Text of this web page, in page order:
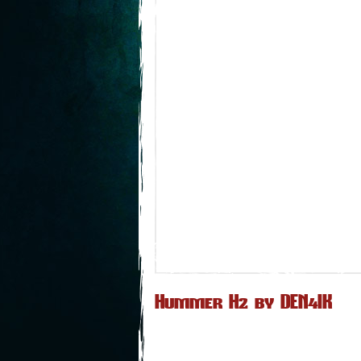
Hummer H2 by DEN4IK